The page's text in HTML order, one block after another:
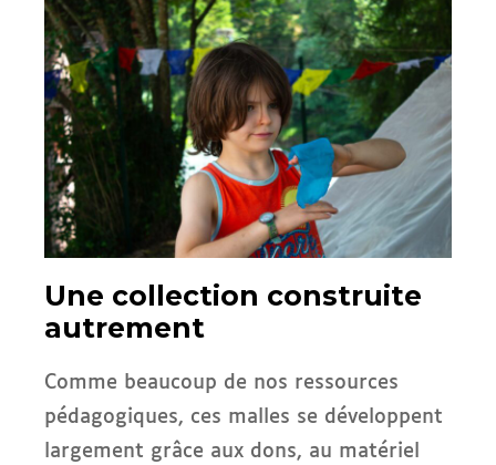
Une collection construite
autrement
Comme beaucoup de nos ressources
pédagogiques, ces malles se développent
largement grâce aux dons, au matériel